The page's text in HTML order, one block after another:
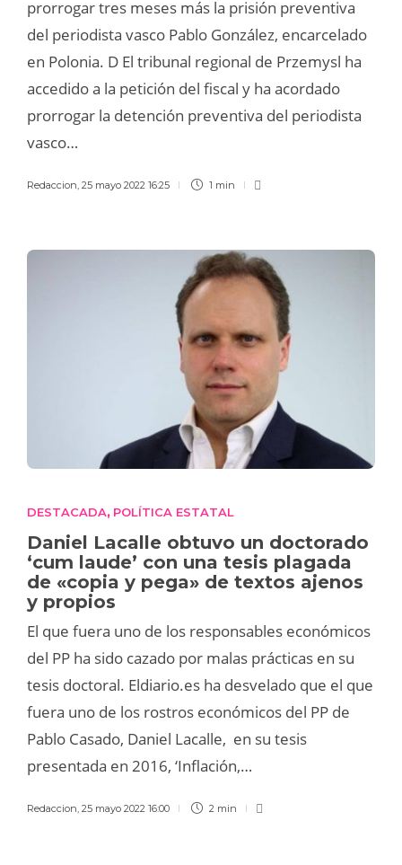
prorrogar tres meses más la prisión preventiva
del periodista vasco Pablo González, encarcelado
en Polonia. D El tribunal regional de Przemysl ha
accedido a la petición del fiscal y ha acordado
prorrogar la detención preventiva del periodista
vasco…
Redaccion, 25 mayo 2022 16:25 1 min
DESTACADA, POLÍTICA ESTATAL
Daniel Lacalle obtuvo un doctorado
‘cum laude’ con una tesis plagada
de «copia y pega» de textos ajenos
y propios
El que fuera uno de los responsables económicos
del PP ha sido cazado por malas prácticas en su
tesis doctoral. Eldiario.es ha desvelado que el que
fuera uno de los rostros económicos del PP de
Pablo Casado, Daniel Lacalle, en su tesis
presentada en 2016, ‘Inflación,…
Redaccion, 25 mayo 2022 16:00 2 min